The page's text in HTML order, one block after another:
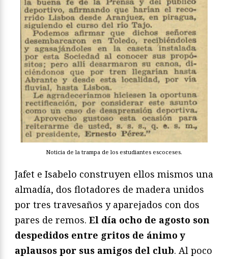
Noticia de la trampa de los estudiantes escoceses.
Jafet e Isabelo construyen ellos mismos una
almadía, dos flotadores de madera unidos
por tres travesaños y aparejados con dos
pares de remos. El día ocho de agosto son
despedidos entre gritos de ánimo y
aplausos por sus amigos del club. Al poco